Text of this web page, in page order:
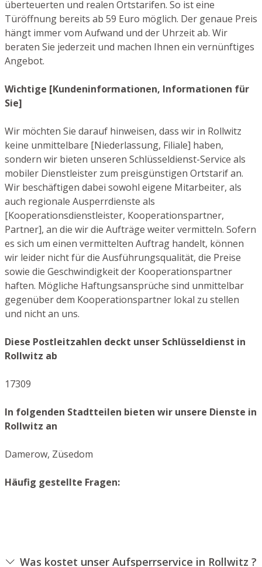
überteuerten und realen Ortstarifen. So ist eine
Türöffnung bereits ab 59 Euro möglich. Der genaue Preis
hängt immer vom Aufwand und der Uhrzeit ab. Wir
beraten Sie jederzeit und machen Ihnen ein vernünftiges
Angebot.
Wichtige [Kundeninformationen, Informationen für
Sie]
Wir möchten Sie darauf hinweisen, dass wir in Rollwitz
keine unmittelbare [Niederlassung, Filiale] haben,
sondern wir bieten unseren Schlüsseldienst-Service als
mobiler Dienstleister zum preisgünstigen Ortstarif an.
Wir beschäftigen dabei sowohl eigene Mitarbeiter, als
auch regionale Ausperrdienste als
[Kooperationsdienstleister, Kooperationspartner,
Partner], an die wir die Aufträge weiter vermitteln. Sofern
es sich um einen vermittelten Auftrag handelt, können
wir leider nicht für die Ausführungsqualität, die Preise
sowie die Geschwindigkeit der Kooperationspartner
haften. Mögliche Haftungsansprüche sind unmittelbar
gegenüber dem Kooperationspartner lokal zu stellen
und nicht an uns.
Diese Postleitzahlen deckt unser Schlüsseldienst in
Rollwitz ab
17309
In folgenden Stadtteilen bieten wir unsere Dienste in
Rollwitz an
Damerow, Züsedom
Häufig gestellte Fragen:
Was kostet unser Aufsperrservice in Rollwitz ?